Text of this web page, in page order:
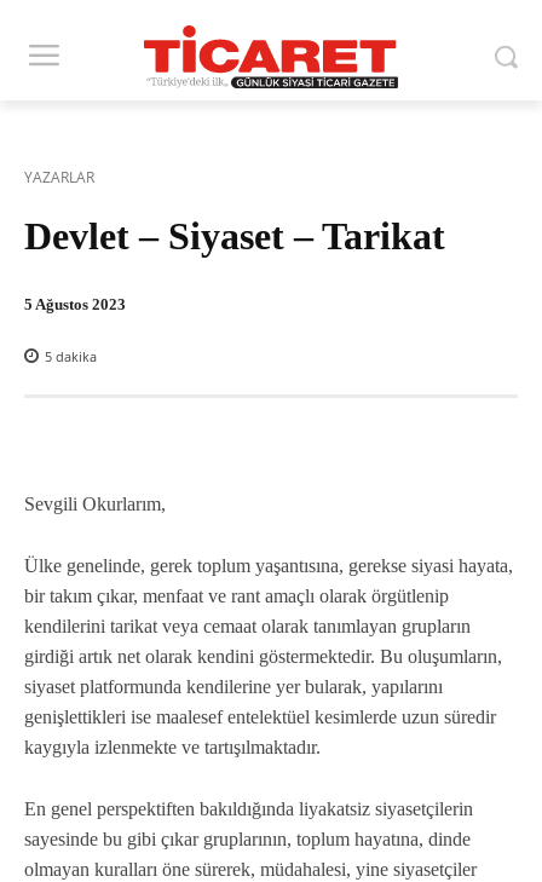
YAZARLAR
Devlet – Siyaset – Tarikat
5 Ağustos 2023
5 dakika
Sevgili Okurlarım,
Ülke genelinde, gerek toplum yaşantısına, gerekse siyasi hayata,
bir takım çıkar, menfaat ve rant amaçlı olarak örgütlenip
kendilerini tarikat veya cemaat olarak tanımlayan grupların
girdiği artık net olarak kendini göstermektedir. Bu oluşumların,
siyaset platformunda kendilerine yer bularak, yapılarını
genişlettikleri ise maalesef entelektüel kesimlerde uzun süredir
kaygıyla izlenmekte ve tartışılmaktadır.
En genel perspektiften bakıldığında liyakatsiz siyasetçilerin
sayesinde bu gibi çıkar gruplarının, toplum hayatına, dinde
olmayan kuralları öne sürerek, müdahalesi, yine siyasetçiler